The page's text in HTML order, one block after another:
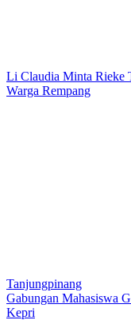
Li Claudia Minta Rieke
Warga Rempang
Tanjungpinang
Gabungan Mahasiswa
Kepri